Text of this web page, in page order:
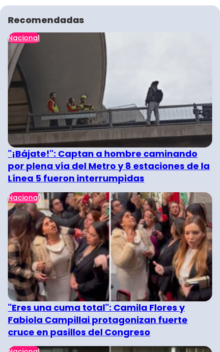
Recomendadas
Nacional
"¡Bájate!": Captan a hombre caminando
por plena vía del Metro y 8 estaciones de la
Línea 5 fueron interrumpidas
Nacional
"Eres una cuma total": Camila Flores y
Fabiola Campillai protagonizan fuerte
cruce en pasillos del Congreso